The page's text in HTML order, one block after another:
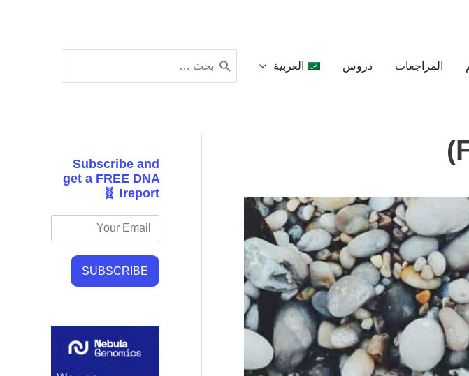
المراجعات دروس العربية
عن:
Subscribe and
get a FREE DNA
report! 🧬
SUBSCRIBE